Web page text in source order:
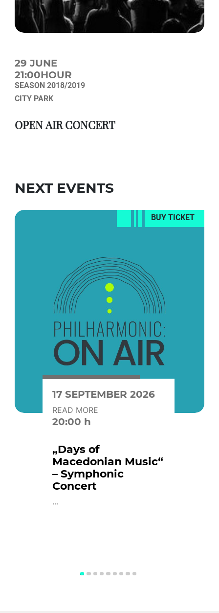
29 JUNE
21:00HOUR
SEASON 2018/2019
CITY PARK
OPEN AIR CONCERT
NEXT EVENTS
BUY TICKET
17 SEPTEMBER 2026
READ MORE
20:00 h
„Days of
Macedonian Music“
– Symphonic
Concert
...